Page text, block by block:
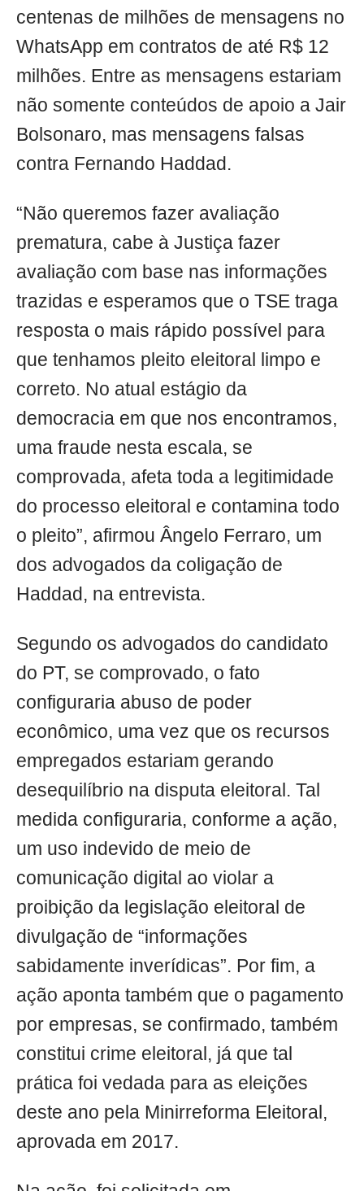
centenas de milhões de mensagens no
WhatsApp em contratos de até R$ 12
milhões. Entre as mensagens estariam
não somente conteúdos de apoio a Jair
Bolsonaro, mas mensagens falsas
contra Fernando Haddad.
“Não queremos fazer avaliação
prematura, cabe à Justiça fazer
avaliação com base nas informações
trazidas e esperamos que o TSE traga
resposta o mais rápido possível para
que tenhamos pleito eleitoral limpo e
correto. No atual estágio da
democracia em que nos encontramos,
uma fraude nesta escala, se
comprovada, afeta toda a legitimidade
do processo eleitoral e contamina todo
o pleito”, afirmou Ângelo Ferraro, um
dos advogados da coligação de
Haddad, na entrevista.
Segundo os advogados do candidato
do PT, se comprovado, o fato
configuraria abuso de poder
econômico, uma vez que os recursos
empregados estariam gerando
desequilíbrio na disputa eleitoral. Tal
medida configuraria, conforme a ação,
um uso indevido de meio de
comunicação digital ao violar a
proibição da legislação eleitoral de
divulgação de “informações
sabidamente inverídicas”. Por fim, a
ação aponta também que o pagamento
por empresas, se confirmado, também
constitui crime eleitoral, já que tal
prática foi vedada para as eleições
deste ano pela Minirreforma Eleitoral,
aprovada em 2017.